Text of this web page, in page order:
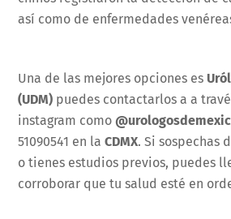
así como de enfermedades
Una de las mejores opciones es
(UDM) puedes contactarlos a a
instagram como
51090541 en laCDMX. Si sospechas
o tienes estudios previos, puedes
corroborar que tu salud esté en